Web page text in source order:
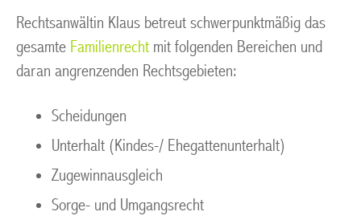
Rechtsanwältin Klaus betreut schwerpunktmäßig das
gesamte Familienrecht mit folgenden Bereichen und
daran angrenzenden Rechtsgebieten:
Scheidungen
Unterhalt (Kindes-/ Ehegattenunterhalt)
Zugewinnausgleich
Sorge- und Umgangsrecht